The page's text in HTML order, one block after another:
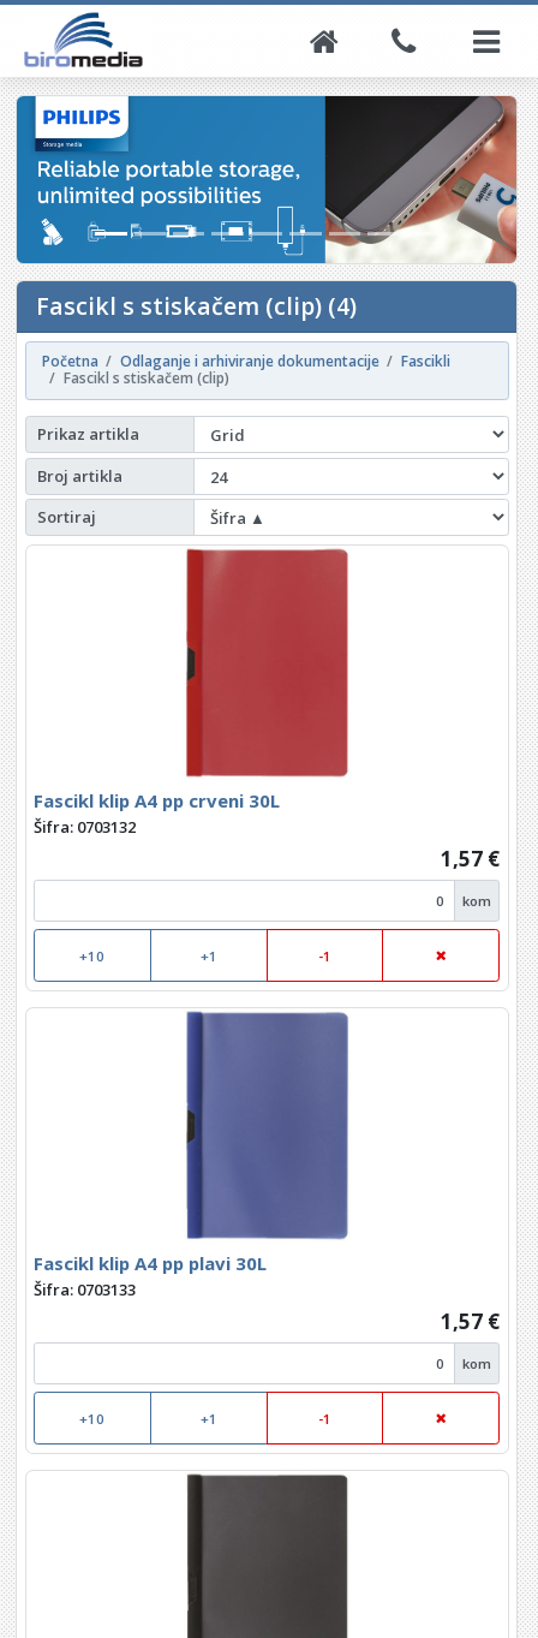
Fascikl s stiskačem (clip) (4)
Početna Odlaganje i arhiviranje dokumentacije
Fascikli
Fascikl s stiskačem (clip)
Prikaz artikla
Broj artikla
Sortiraj
Fascikl klip A4 pp crveni 30L
Šifra: 0703132
1,57 €
kom
+10 +1 -1
Fascikl klip A4 pp plavi 30L
Šifra: 0703133
1,57 €
kom
+10 +1 -1